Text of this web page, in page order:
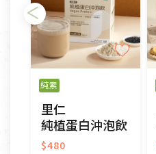
不適用七天鑑賞期商品：
以數位或電磁紀錄形式儲
之商品、以及性質上無法
CD、VCD、DVD、電腦
接受原片換新。
衣飾鞋類-如T恤，如於送
美容保養用品、內衣褲、
純素
里仁
純植蛋白沖泡飲
$480